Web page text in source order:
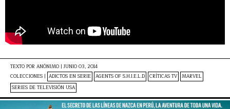
TEXTO POR ANÓNIMO | JUNIO 03, 2014
COLECCIONES | ADICTOS EN SERIE AGENTS OF S.H.I.E.L.D CRÍTICAS TV MARVEL
SERIES DE TELEVISIÓN USA